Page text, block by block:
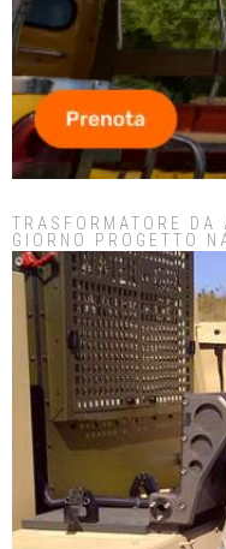
TRASFORMATORE
GIORNO PROGETTO